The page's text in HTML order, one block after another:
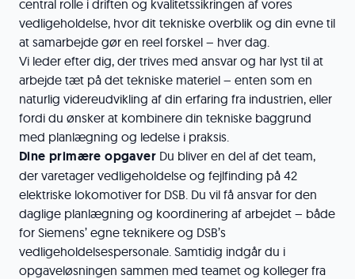
central rolle i driften og kvalitetssikringen af vores
vedligeholdelse, hvor dit tekniske overblik og din evne til
at samarbejde gør en reel forskel – hver dag.
Vi leder efter dig, der trives med ansvar og har lyst til at
arbejde tæt på det tekniske materiel – enten som en
naturlig videreudvikling af din erfaring fra industrien, eller
fordi du ønsker at kombinere din tekniske baggrund
med planlægning og ledelse i praksis.
Dine primære opgaver Du bliver en del af det team,
der varetager vedligeholdelse og fejlfinding på 42
elektriske lokomotiver for DSB. Du vil få ansvar for den
daglige planlægning og koordinering af arbejdet – både
for Siemens’ egne teknikere og DSB’s
vedligeholdelsespersonale. Samtidig indgår du i
opgaveløsningen sammen med teamet og kolleger fra